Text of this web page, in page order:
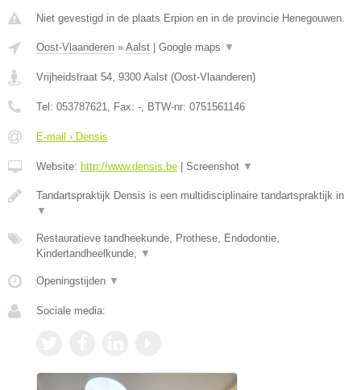
Niet gevestigd in de plaats Erpion en in de provincie Henegouwen.
Oost-Vlaanderen » Aalst | Google maps ▼
Vrijheidstraat 54 9300 Aalst (Oost-Vlaanderen)
Tel: 053787621 , Fax: - , BTW-nr: 0751561146
E-mail › Densis
Website: http://www.densis.be | Screenshot ▼
Tandartspraktijk Densis is een multidisciplinaire tandartspraktijk in
▼
Restauratieve tandheekunde, Prothese, Endodontie,
Kindertandheelkunde,
▼
Openingstijden ▼
Sociale media: